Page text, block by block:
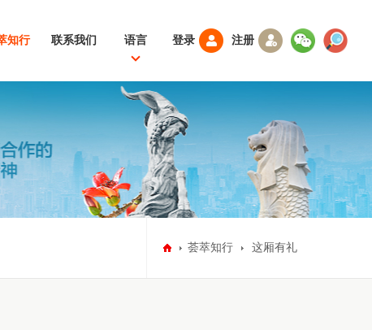
语言
中文
登录 注册
知行 联系我们
荟萃知行 这厢有礼